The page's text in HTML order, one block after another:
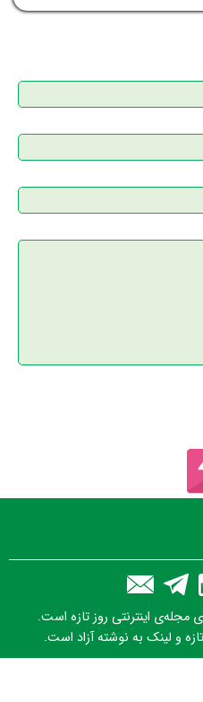
مجله‌ی اینترنتی روز تازه است.
تازه و لینک به نوشته آزاد است.